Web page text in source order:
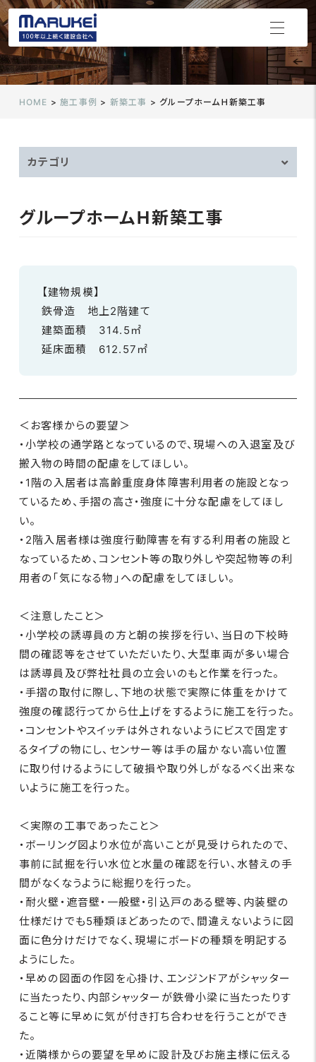
CONSTRUCTION ACHIEVEMENTS
HOME >施工事例 > 新築工事 >グループホームＨ新築工事
カテゴリ
グループホームＨ新築工事
【建物規模】
鉄骨造 地上2階建て
建築面積 314.5㎡
延床面積 612.57㎡
＜お客様からの要望＞
・小学校の通学路となっているので、現場への入退室及び
搬入物の時間の配慮をしてほしい。
・1階の入居者は高齢重度身体障害利用者の施設となっ
ているため、手摺の高さ・強度に十分な配慮をしてほし
い。
・2階入居者様は強度行動障害を有する利用者の施設と
なっているため、コンセント等の取り外しや突起物等の利
用者の「気になる物」への配慮をしてほしい。
＜注意したこと＞
・小学校の誘導員の方と朝の挨拶を行い、当日の下校時
間の確認等をさせていただいたり、大型車両が多い場合
は誘導員及び弊社社員の立会いのもと作業を行った。
・手摺の取付に際し、下地の状態で実際に体重をかけて
強度の確認行ってから仕上げをするように施工を行った。
・コンセントやスイッチは外されないようにビスで固定す
るタイプの物にし、センサー等は手の届かない高い位置
に取り付けるようにして破損や取り外しがなるべく出来な
いように施工を行った。
＜実際の工事であったこと＞
・ボーリング図より水位が高いことが見受けられたので、
事前に試掘を行い水位と水量の確認を行い、水替えの手
間がなくなうように総掘りを行った。
・耐火壁・遮音壁・一般壁・引込戸のある壁等、内装壁の
仕様だけでも5種類ほどあったので、間違えないように図
面に色分けだけでなく、現場にボードの種類を明記する
ようにした。
・早めの図面の作図を心掛け、エンジンドアがシャッター
に当たったり、内部シャッターが鉄骨小梁に当たったりす
ること等に早めに気が付き打ち合わせを行うことができ
た。
・近隣様からの要望を早めに設計及びお施主様に伝える